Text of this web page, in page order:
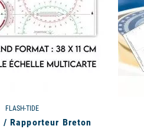
FLASH-TIDE
/ Rapporteur Breton